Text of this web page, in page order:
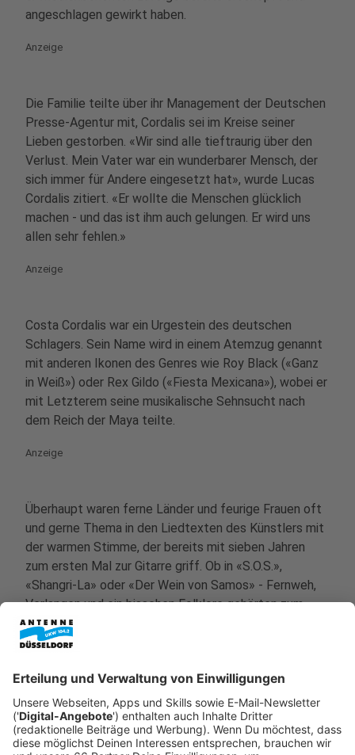
angeschlagen gewirkt haben.
Anzeige
Die Familie teilte über ihr Management der Deutschen
Presse-Agentur mit, Cordalis sei im Kreise seiner
Lieben gestorben. «Wir sind alle tieftraurig über den
Verlust. Mein Vater war ein wunderbarer Mensch, der
sich immer für Andere eingesetzt hat», wurde Lucas
Cordalis zitiert. «Er wollte die Menschen glücklich
machen - und das ist ihm auch gelungen. Er wird uns
allen sehr fehlen.»
Anzeige
Costa Cordalis war ein Urgestein des deutschen
Schlagers. Sein Name wird in einem Atemzug genannt
mit anderen Ikonen des Genres wie Roy Black («Ganz
in Weiß») oder Rex Gildo («Fiesta Mexicana»), wobei er
mit Letzterem seine musikalische Sehnsucht nach
dem Reich der Maya teilte.
Anzeige
Überhaupt waren ferne Länder und feurige Frauen oft
und gerne Thema in den Liedtexten des Künstlers mit
der warmen Stimme, der bereits mit sieben Jahren
zum ersten Mal zur Gitarre griff. Ob in «S.O.S.»,
«Shangri-La» oder «Der Wein von Samos» - Fernweh,
Verlangen und ein bisschen Folklore gehörten zum
Cordalis-Stil.
1944 als Konstantinos Kordalis in Mittelgriechenland
geboren, wagte Cordalis mit gerade einmal 16 Jahren
den Sprung nach Frankfurt, wo der Teenager schnell